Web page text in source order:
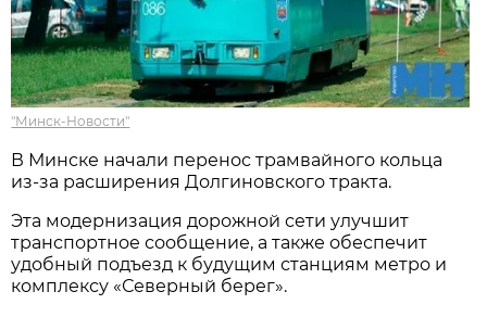
"Минск-Новости"
В Минске начали перенос трамвайного кольца
из-за расширения Долгиновского тракта.
Эта модернизация дорожной сети улучшит
транспортное сообщение, а также обеспечит
удобный подъезд к будущим станциям метро и
комплексу «Северный берег».